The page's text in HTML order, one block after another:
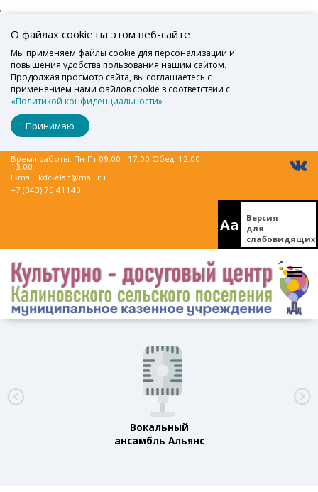
;
О файлах cookie на этом веб-сайте
Мы применяем файлы cookie для персонализации и
повышения удобства пользования нашим сайтом.
Продолжая просмотр сайта, вы соглашаетесь с
применением нами файлов cookie в соответствии с
«Политикой конфиденциальности»
Принимаю
Время работы: Пн-Пт 09.00 - 17.00 Обед: 12.00 -
13.00
E-mail: kdc-elan@mail.ru
+7 (343) 75 41140
Aa
Версия
для
слабовидящих
Вокальный
ансамбль Альянс